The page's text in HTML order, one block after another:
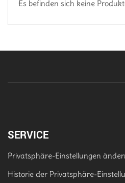
Es befinden sich keine
SERVICE
Privatsphäre-Einstellungen
Historie der Privatsphäre-